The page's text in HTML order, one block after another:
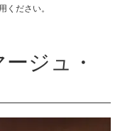
ください。
ジュ・